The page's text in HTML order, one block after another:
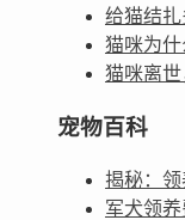
给猫结扎
猫咪为什
猫咪离世
宠物百科
揭秘：领
军犬领养